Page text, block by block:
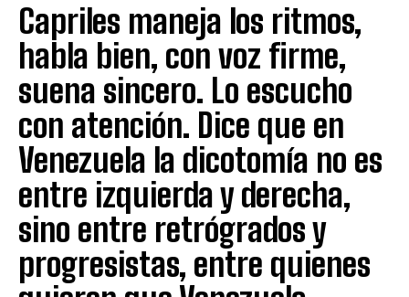
Capriles maneja los ritmos,
habla bien, con voz firme,
suena sincero. Lo escucho
con atención. Dice que en
Venezuela la dicotomía no es
entre izquierda y derecha,
sino entre retrógrados y
progresistas, entre quienes